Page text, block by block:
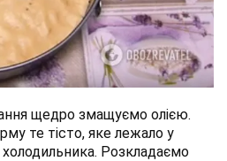
щедро змащуємо олією.
те тісто, яке лежало у
холодильника. Розкладаємо